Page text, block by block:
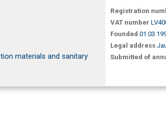
materials and sanitary
Registration
VAT number
Founded
Legal address
Submitted of